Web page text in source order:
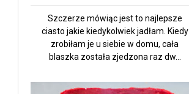
Szczerze mówiąc jest to najlepsze
ciasto jakie kiedykolwiek jadłam. Kiedy
zrobiłam je u siebie w domu, cała
blaszka została zjedzona raz dw...